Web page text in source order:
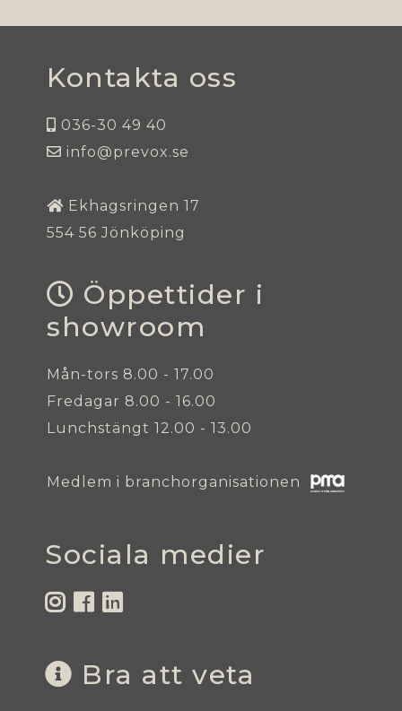
Kontakta oss
036-30 49 40
info@prevox.se
Ekhagsringen 17
554 56 Jönköping
Öppettider i
showroom
Mån-tors 8.00 - 17.00
Fredagar 8.00 - 16.00
Lunchstängt 12.00 - 13.00
Medlem i branchorganisationen
Sociala medier
Bra att veta